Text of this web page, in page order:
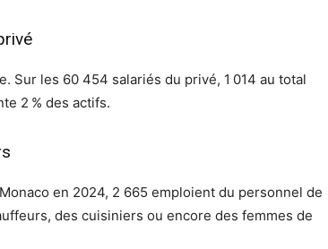
Sur les 60 454 salariés du privé, 1 014 au total
2 % des actifs.
en 2024, 2 665 emploient du personnel de
des cuisiniers ou encore des femmes de